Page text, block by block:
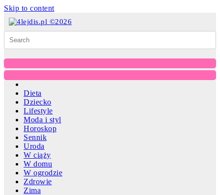
Skip to content
Dieta
Dziecko
Lifestyle
Moda i styl
Horoskop
Sennik
Uroda
W ciąży
W domu
W ogrodzie
Zdrowie
Zima